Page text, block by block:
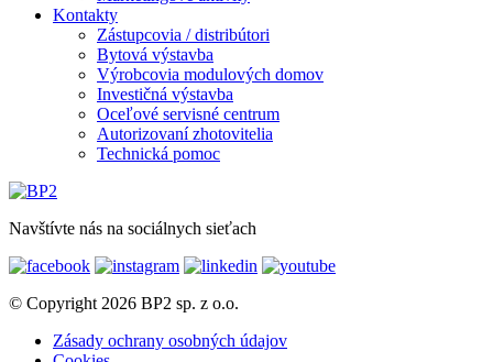
Kontakty
Zástupcovia / distribútori
Bytová výstavba
Výrobcovia modulových domov
Investičná výstavba
Oceľové servisné centrum
Autorizovaní zhotovitelia
Technická pomoc
Navštívte nás na sociálnych sieťach
© Copyright 2026 BP2 sp. z o.o.
Zásady ochrany osobných údajov